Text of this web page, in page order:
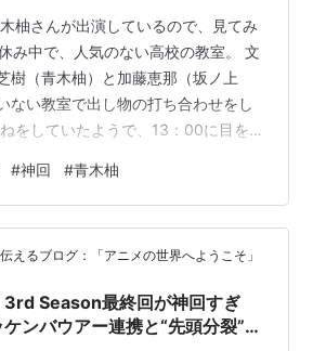
柚さんが出演しているので、見てみ
み中で、人気のない高校の教室。 文
樹（青木柚）と加藤恵那（坂ノ上
ない教室で出し物の打ち合わせをし
をしていたようで、13：00に目を覚
くと13：00に戻っているのです。 な
13：05、この５分間だけを無限ル
に。 この異常性に気づいているのは
てはその都度が「初めて」なので
とになっているのか？ 樹は必死の思
り…
#神回 #青木柚
えるブログ：「アニメの世界へようこそ」
3rd Season最終回が神回すぎ
ンバウアー連携と“先頭分裂”で